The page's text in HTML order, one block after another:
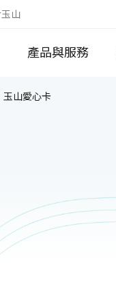
山
產品與服務
玉山愛心卡